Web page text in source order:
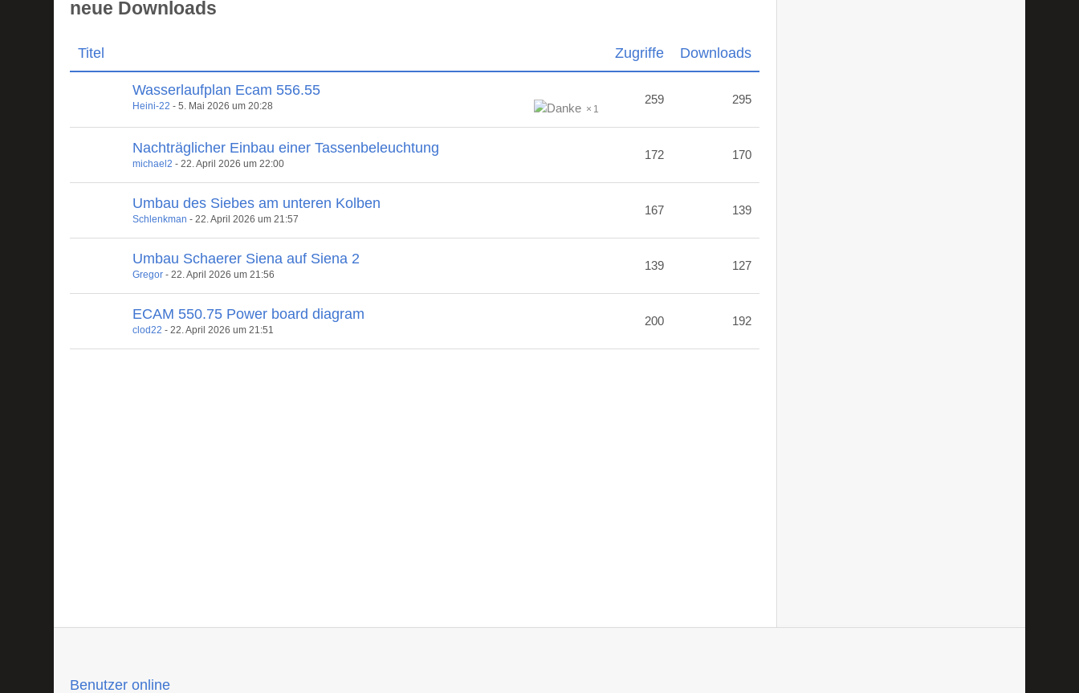
neue Downloads
Titel Zugriffe Downloads
Wasserlaufplan Ecam 556.55
1
Heini-22 -5. Mai 2026 um 20:28 259 295
Nachträglicher Einbau einer Tassenbeleuchtung
michael2 -22. April 2026 um 22:00
172 170
Umbau des Siebes am unteren Kolben
Schlenkman -22. April 2026 um 21:57
167 139
Umbau Schaerer Siena auf Siena 2
Gregor -22. April 2026 um 21:56
139 127
ECAM 550.75 Power board diagram
clod22 -22. April 2026 um 21:51
200 192
Benutzer online